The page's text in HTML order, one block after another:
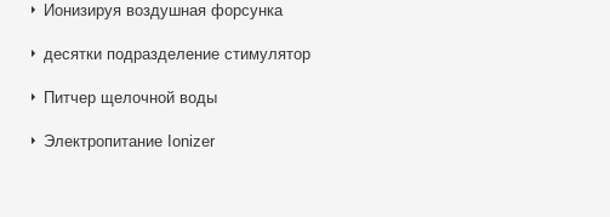
Ионизируя воздушная форсунка
десятки подразделение стимулятор
Питчер щелочной воды
Электропитание Ionizer